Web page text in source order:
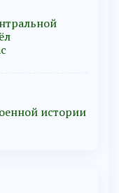
истории